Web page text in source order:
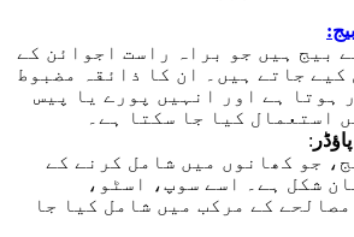
بیج ہیں جو براہ راست اجوائن کے
کیے جاتے ہیں۔ ان کا ذائقہ مضبوط
ہوتا ہے اور انہیں پورے یا پیس
استعمال کیا جا سکتا ہے۔
:
جو کھانوں میں شامل کرنے کے
شکل ہے۔ اسے سوپ، اسٹو،
کے مرکب میں شامل کیا جا